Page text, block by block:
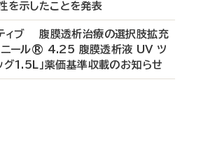
を示したことを発表
ィブ 腹膜透析治療の選択肢拡充
ニール® 4.25 腹膜透析液 UV ツ
グ1.5L」薬価基準収載のお知らせ